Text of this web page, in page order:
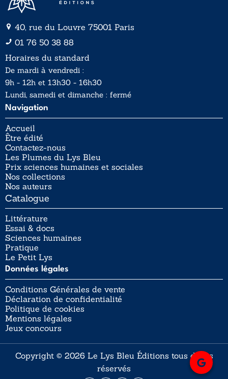
40, rue du Louvre 75001 Paris
01 76 50 38 88
Horaires du standard
De mardi à vendredi :
9h - 12h et 13h30 - 16h30
Lundi, samedi et dimanche : fermé
Navigation
Accueil
Être édité
Contactez-nous
Les Plumes du Lys Bleu
Prix sciences humaines et sociales
Nos collections
Nos auteurs
Catalogue
Littérature
Essai & docs
Sciences humaines
Pratique
Le Petit Lys
Données légales
Conditions Générales de vente
Déclaration de confidentialité
Politique de cookies
Mentions légales
Jeux concours
Copyright © 2026 Le Lys Bleu Éditions tous droits
réservés